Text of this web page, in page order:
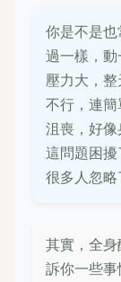
你是不是
過一樣，
壓力大，
不行，連
沮喪，好
這問題困擾
很多人忽略
其實，全
訴你一些